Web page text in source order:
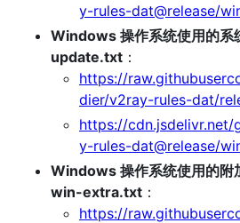
y-rules-dat@release/
Windows 操作系统使用的系
update.txt ：
https://
dier/v2ray-rules-dat/
https://cdn.jsdelivr.net/
y-rules-dat@release/
Windows 操作系统使用的附
win-extra.txt ：
https://